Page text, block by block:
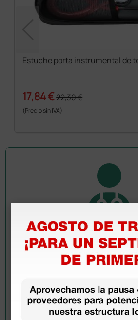
Estuche porta instrumental de
17,84 €22,30 €
(Precio sin IVA)
Pregúntale a un colega
¿Todavía tienes alguna duda?
información?
han adquirido este producto.